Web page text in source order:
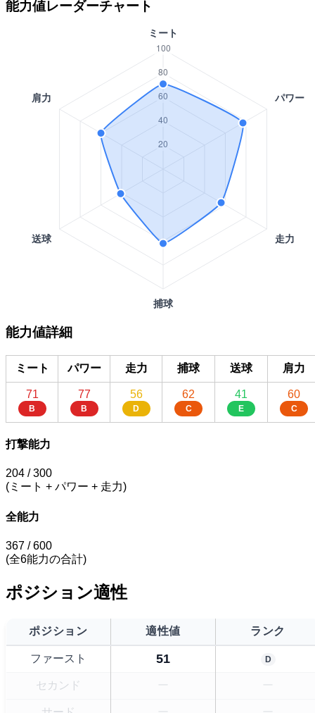
能力値レーダーチャート
能力値詳細
ミート パワー 走力 捕球 送球 肩力
71
B
77
B
56
D
62
C
41
E
60
C
打撃能力
204 / 300
(ミート + パワー + 走力)
全能力
367 / 600
(全6能力の合計)
ポジション適性
ポジション 適性値 ランク
ファースト 51 D
セカンド